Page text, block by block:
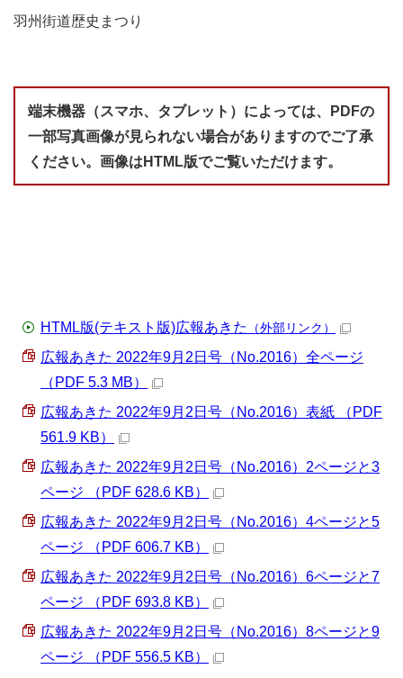
羽州街道歴史まつり
端末機器（スマホ、タブレット）によっては、PDFの
一部写真画像が見られない場合がありますのでご了承
ください。画像はHTML版でご覧いただけます。
HTML版(テキスト版)広報あきた （外部リンク）
広報あきた 2022年9月2日号（No.2016）全ページ
（PDF 5.3 MB）
広報あきた 2022年9月2日号（No.2016）表紙 （PDF
561.9 KB）
広報あきた 2022年9月2日号（No.2016）2ページと3
ページ （PDF 628.6 KB）
広報あきた 2022年9月2日号（No.2016）4ページと5
ページ （PDF 606.7 KB）
広報あきた 2022年9月2日号（No.2016）6ページと7
ページ （PDF 693.8 KB）
広報あきた 2022年9月2日号（No.2016）8ページと9
ページ （PDF 556.5 KB）